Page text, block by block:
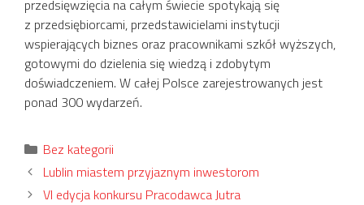
przedsięwzięcia na całym świecie spotykają się
z przedsiębiorcami, przedstawicielami instytucji
wspierających biznes oraz pracownikami szkół wyższych,
gotowymi do dzielenia się wiedzą i zdobytym
doświadczeniem. W całej Polsce zarejestrowanych jest
ponad 300 wydarzeń.
Kategorie
Bez kategorii
Lublin miastem przyjaznym inwestorom
VI edycja konkursu Pracodawca Jutra